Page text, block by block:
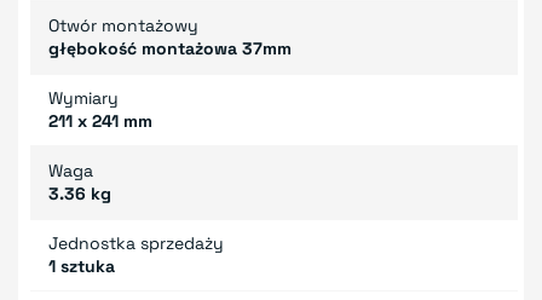
Otwór montażowy
głębokość montażowa 37mm
Wymiary
211 x 241 mm
Waga
3.36 kg
Jednostka sprzedaży
1 sztuka